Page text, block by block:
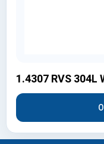
1.4307 RVS 304L